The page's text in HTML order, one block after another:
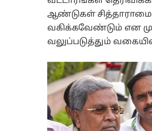
ஆண்டுகள்
வகிக்கவேண்டும் என
வலுப்படுத்தும்